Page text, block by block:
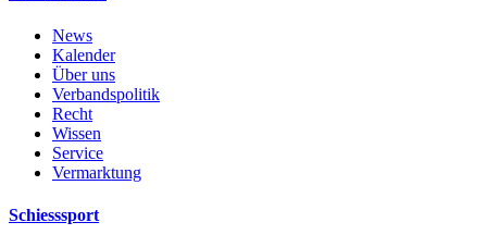
News
Kalender
Über uns
Verbandspolitik
Recht
Wissen
Service
Vermarktung
Schiesssport